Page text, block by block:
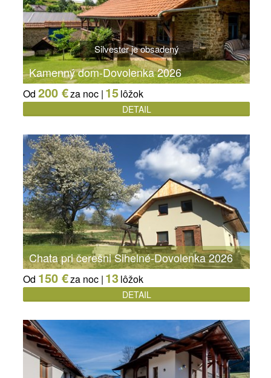
Silvester je obsadený
Kamenný dom-Dovolenka 2026
Od 200 €za noc | 15lôžok
DETAIL
Chata pri čerešni Sihelné-Dovolenka 2026
Od 150 €za noc | 13lôžok
DETAIL